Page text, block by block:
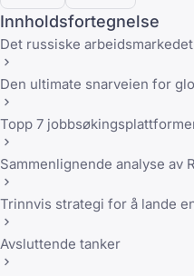
Innholdsfortegnelse
Det russiske
Den ultimate snarveien for
Topp 7
Sammenlignende analyse av
Trinnvis strategi for å lande
Avsluttende tanker